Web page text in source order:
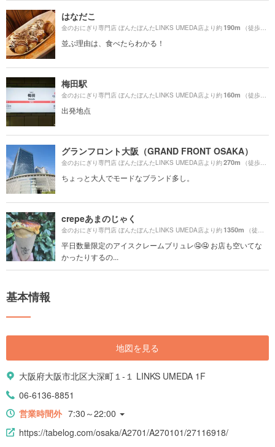
はなだこ
金のおにぎり専門店 ぼんたぼんたLINKS UMEDA店より約190m （徒歩4分）
並ぶ理由は、食べたらわかる！
梅田駅
金のおにぎり専門店 ぼんたぼんたLINKS UMEDA店より約160m （徒歩3分）
出発地点
グランフロント大阪（GRAND FRONT OSAKA）
金のおにぎり専門店 ぼんたぼんたLINKS UMEDA店より約270m （徒歩5分）
ちょっと大人でモードなブランド多し。
crepeあまのじゃく
金のおにぎり専門店 ぼんたぼんたLINKS UMEDA店より約1350m （徒歩23分）
平日数量限定のアイスクレームブリュレ🤤🤤 お店も空いてな
かったりするの...
基本情報
地図を見る
大阪府大阪市北区大深町１-１ LINKS UMEDA 1F
06-6136-8851
営業時間外 7:30～22:00
https://tabelog.com/osaka/A2701/A270101/27116918/